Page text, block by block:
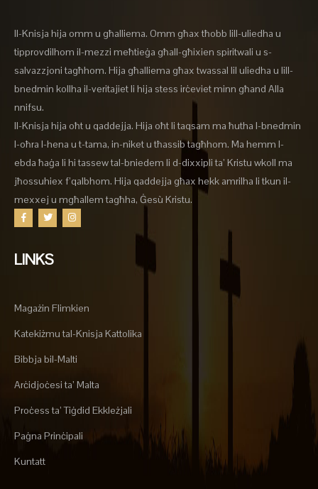
Il-Knisja hija omm u għalliema. Omm għax tħobb lill-uliedha u
tipprovdilhom il-mezzi meħtieġa għall-għixien spiritwali u s-
salvazzjoni tagħhom. Hija għalliema għax twassal lil uliedha u lill-
bnedmin kollha il-veritajiet li hija stess irċeviet minn għand Alla
nnifsu.
Il-Knisja hija oħt u qaddejja. Hija oħt li taqsam ma ħutha l-bnedmin
l-oħra l-hena u t-tama, in-niket u tħassib tagħhom. Ma hemm l-
ebda ħaġa li hi tassew tal-bniedem li d-dixxipli ta’ Kristu wkoll ma
jħossuhiex f’qalbhom. Hija qaddejja għax hekk amrilha li tkun il-
mexxej u mgħallem tagħha, Ġesù Kristu.
LINKS
Magażin Flimkien
Katekiżmu tal-Knisja Kattolika
Bibbja bil-Malti
Arċidjoċesi ta’ Malta
Proċess ta’ Tiġdid Ekkleżjali
Paġna Prinċipali
Kuntatt